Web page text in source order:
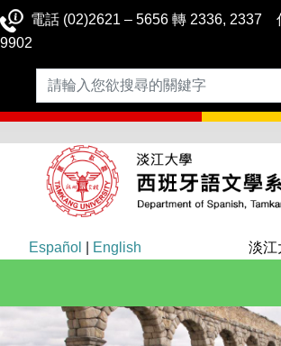
電話 (02)2621 – 5656 轉 2336, 2337
9902
Español English 淡江